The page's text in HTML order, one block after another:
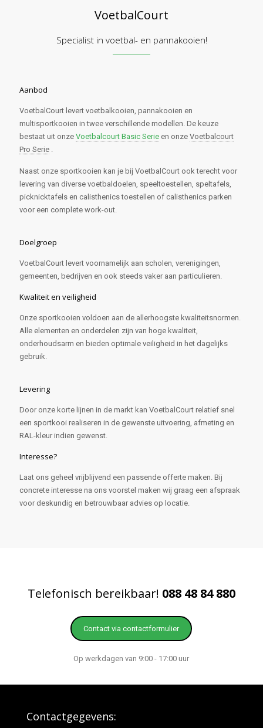
VoetbalCourt
Specialist in voetbal- en pannakooien!
Aanbod
VoetbalCourt levert voetbalkooien, pannakooien en
multisportkooien in twee verschillende modellen. De keuze
bestaat uit onze Voetbalcourt Basic Serie en onze Voetbalcourt
Pro Serie
Naast onze sportkooien kan je bij VoetbalCourt ook terecht voor
levering van diverse voetbaldoelen, speeltoestellen, speltafels,
picknicktafels en calisthenics toestellen of calisthenics parken
voor een complete work-out.
Doelgroep
VoetbalCourt levert voornamelijk aan scholen, verenigingen,
gemeenten, bedrijven en ook steeds vaker aan particulieren.
Kwaliteit en veiligheid
Onze sportkooien voldoen aan de allerhoogste kwaliteitsnormen.
Alle elementen en onderdelen zijn van hoge kwaliteit,
onderhoudsarm en bieden optimale veiligheid in het dagelijks
gebruik.
Levering
Door onze korte lijnen in de markt kan VoetbalCourt relatief snel
een sportkooi realiseren in de gewenste uitvoering, afmeting en
RAL-kleur indien gewenst.
Interesse?
Laat ons geheel vrijblijvend een passende offerte maken. Bij
concrete interesse na ons voorstel maken wij graag een afspraak
voor deskundig en betrouwbaar advies op locatie.
Telefonisch bereikbaar! 088 48 84 880
Contact via contactformulier
Op werkdagen van 9:00 - 17:00 uur
Contactgegevens: